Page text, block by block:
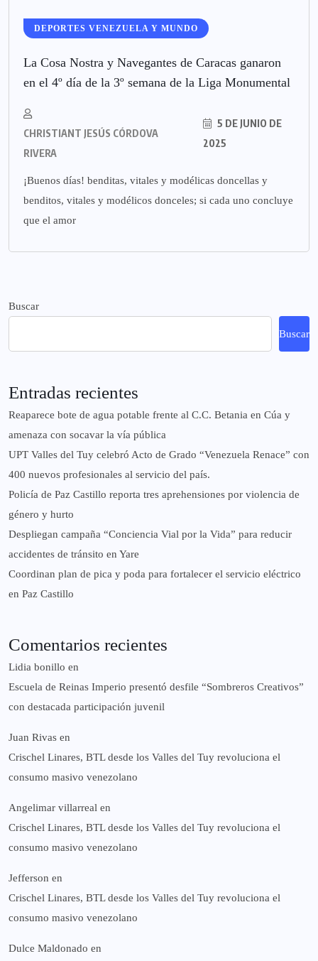
DEPORTES VENEZUELA Y MUNDO
La Cosa Nostra y Navegantes de Caracas ganaron
en el 4º día de la 3º semana de la Liga Monumental
CHRISTIANT JESÚS CÓRDOVA
RIVERA
5 DE JUNIO DE
2025
¡Buenos días! benditas, vitales y modélicas doncellas y
benditos, vitales y modélicos donceles; si cada uno concluye
que el amor
Buscar
Buscar
Entradas recientes
Reaparece bote de agua potable frente al C.C. Betania en Cúa y
amenaza con socavar la vía pública
UPT Valles del Tuy celebró Acto de Grado “Venezuela Renace” con
400 nuevos profesionales al servicio del país.
‎Policía de Paz Castillo reporta tres aprehensiones por violencia de
género y hurto
‎Despliegan campaña “Conciencia Vial por la Vida” para reducir
accidentes de tránsito en Yare
Coordinan plan de pica y poda para fortalecer el servicio eléctrico
en Paz Castillo
Comentarios recientes
Lidia bonillo en
Escuela de Reinas Imperio presentó desfile “Sombreros Creativos”
con destacada participación juvenil
Juan Rivas en
Crischel Linares, BTL desde los Valles del Tuy revoluciona el
consumo masivo venezolano
Angelimar villarreal en
Crischel Linares, BTL desde los Valles del Tuy revoluciona el
consumo masivo venezolano
Jefferson en
Crischel Linares, BTL desde los Valles del Tuy revoluciona el
consumo masivo venezolano
Dulce Maldonado en